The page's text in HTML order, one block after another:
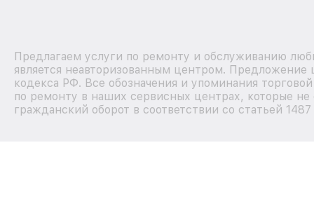
Предлагаем услуги по ремонту и обслуживанию
является неавторизованным центром.
кодекса РФ. Все обозначения и упоминания
по ремонту в наших сервисных центрах, которые
гражданский оборот в соответствии со статьей